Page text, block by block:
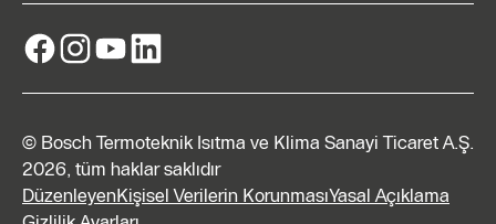
© Bosch Termoteknik Isıtma ve Klima Sanayi Ticaret A.Ş.
2026, tüm haklar saklıdır
DüzenleyenKişisel Verilerin KorunmasıYasal Açıklama